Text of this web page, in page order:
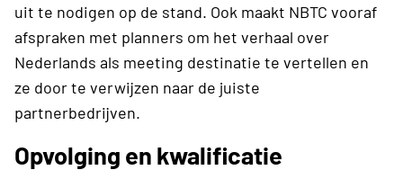
uit te nodigen op de stand. Ook maakt NBTC vooraf
afspraken met planners om het verhaal over
Nederlands als meeting destinatie te vertellen en
ze door te verwijzen naar de juiste
partnerbedrijven.
Opvolging en kwalificatie